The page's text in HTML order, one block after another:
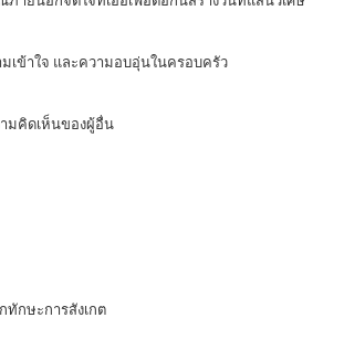
เข้าใจ และความอบอุ่นในครอบครัว
มคิดเห็นของผู้อื่น
ทักษะการสังเกต